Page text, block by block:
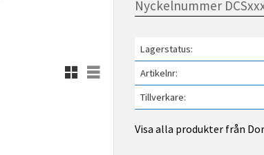
Rutnätsvy
Listvy
Lagerstatus
Artikelnr
Tillverkare
Visa alla produkter från